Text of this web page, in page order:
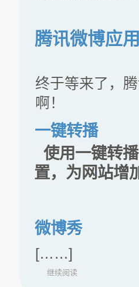
腾讯微博应
终于等来了，
啊！
一键转播
使用一键转
置，为网站增
微博秀
[……]
继续阅读